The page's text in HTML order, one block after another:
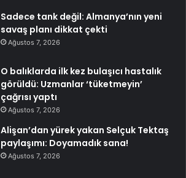
Sadece tank değil: Almanya’nın yeni
savaş planı dikkat çekti
Ağustos 7, 2026
O balıklarda ilk kez bulaşıcı hastalık
görüldü: Uzmanlar ‘tüketmeyin’
çağrısı yaptı
Ağustos 7, 2026
Alişan’dan yürek yakan Selçuk Tektaş
paylaşımı: Doyamadık sana!
Ağustos 7, 2026